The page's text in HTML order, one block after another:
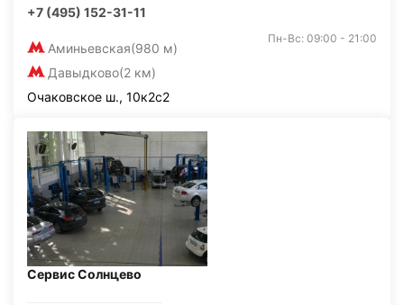
+7 (495) 152-31-11
Аминьевская(980 м)
Давыдково(2 км)
Пн-Вс: 09:00 - 21:00
Очаковское ш., 10к2с2
Сервис Солнцево